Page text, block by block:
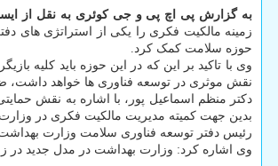
به گزارش پی اچ پی و جی کوئری به نقل از
زمینه مالکیت فکری را یکی از استراتژی های
حوزه سلامت کمک کرد.
وی با تاکید بر این که در این حوزه باید کلیه
نقش موثری در توسعه فناوری ها خواهد داشت،
دکتر منظم اسماعیل پور، با اشاره به نقش
بدین جهت کمیته مدیریت مالکیت فکری در وزارت
رئیس دفتر توسعه فناوری سلامت وزارت
وی اشاره کرد: وزارت بهداشت در مدل جدید در